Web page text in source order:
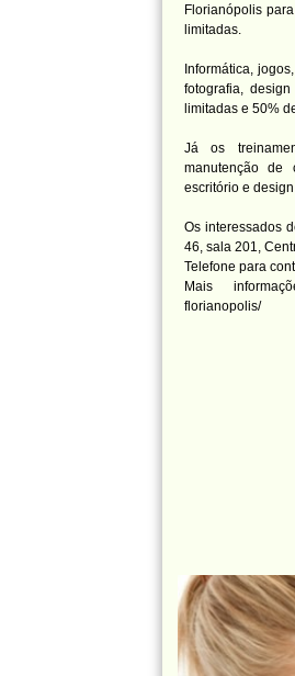
Florianópolis
limitadas.
Informática,
fotografia,
limitadas e 50%
Já os
manutenção de
escritório e
Os interessados
46, sala 201,
Telefone para
Mais
florianopolis/